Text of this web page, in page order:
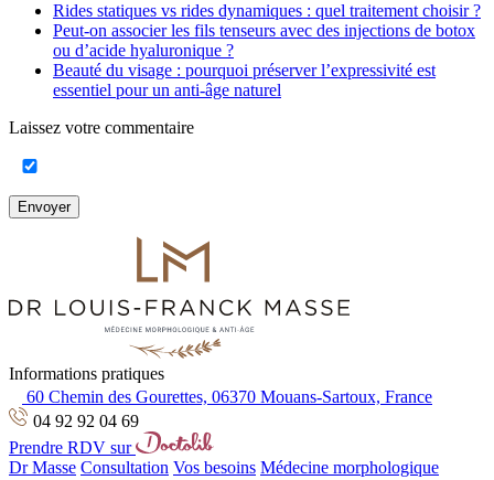
Rides statiques vs rides dynamiques : quel traitement choisir ?
Peut-on associer les fils tenseurs avec des injections de botox
ou d’acide hyaluronique ?
Beauté du visage : pourquoi préserver l’expressivité est
essentiel pour un anti-âge naturel
Laissez votre commentaire
Envoyer
Informations pratiques
60 Chemin des Gourettes, 06370 Mouans-Sartoux, France
04 92 92 04 69
Prendre RDV sur
Dr Masse Consultation Vos besoins Médecine morphologique